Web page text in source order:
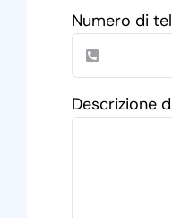
Numero di
Descrizione